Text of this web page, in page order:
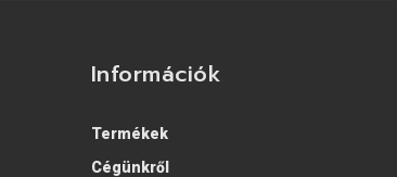
Információk
Termékek
Cégünkről